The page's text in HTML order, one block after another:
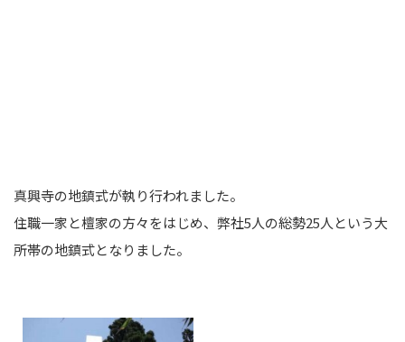
真興寺の地鎮式が執り行われました。
住職一家と檀家の方々をはじめ、弊社5人の総勢25人という大
所帯の地鎮式となりました。